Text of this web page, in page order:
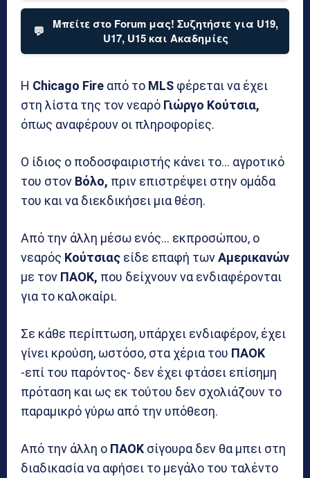
💬
Μπείτε στο Forum μας! Συζητήστε για U19,
U17, U15 και Ακαδημίες
Η Chicago Fire από το MLS φέρεται να έχει
στη λίστα της τον νεαρό Γιώργο Κούτσια,
όπως αναφέρουν οι πληροφορίες.
Ο ίδιος ο ποδοσφαιριστής κάνει το… αγροτικό
του στον Βόλο, πριν επιστρέψει στην ομάδα
του και να διεκδικήσει μια θέση.
Από την άλλη μέσω ενός… εκπροσώπου, ο
νεαρός Κούτσιας είδε επαφή τωνΑμερικανών
με τον ΠΑΟΚ, που δείχνουν να ενδιαφέρονται
για το καλοκαίρι.
Σε κάθε περίπτωση, υπάρχει ενδιαφέρον, έχει
γίνει κρούση, ωστόσο, στα χέρια του ΠΑΟΚ
-επί του παρόντος- δεν έχει φτάσει επίσημη
πρόταση και ως εκ τούτου δεν σχολιάζουν το
παραμικρό γύρω από την υπόθεση.
Από την άλλη ο ΠΑΟΚ σίγουρα δεν θα μπει στη
διαδικασία να αφήσει το μεγάλο του ταλέντο